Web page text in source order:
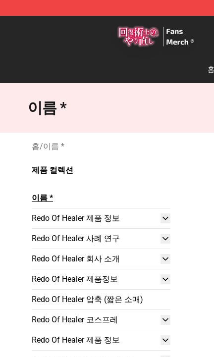
홈
이름 *
홈/이름 *
제품 컬렉션
이름 *
Redo Of Healer 제품 정보
Redo Of Healer 사례 연구
Redo Of Healer 회사 소개
Redo Of Healer 제품정보
Redo Of Healer 압축 (짧은 소매)
Redo Of Healer 코스프레
Redo Of Healer 제품 정보